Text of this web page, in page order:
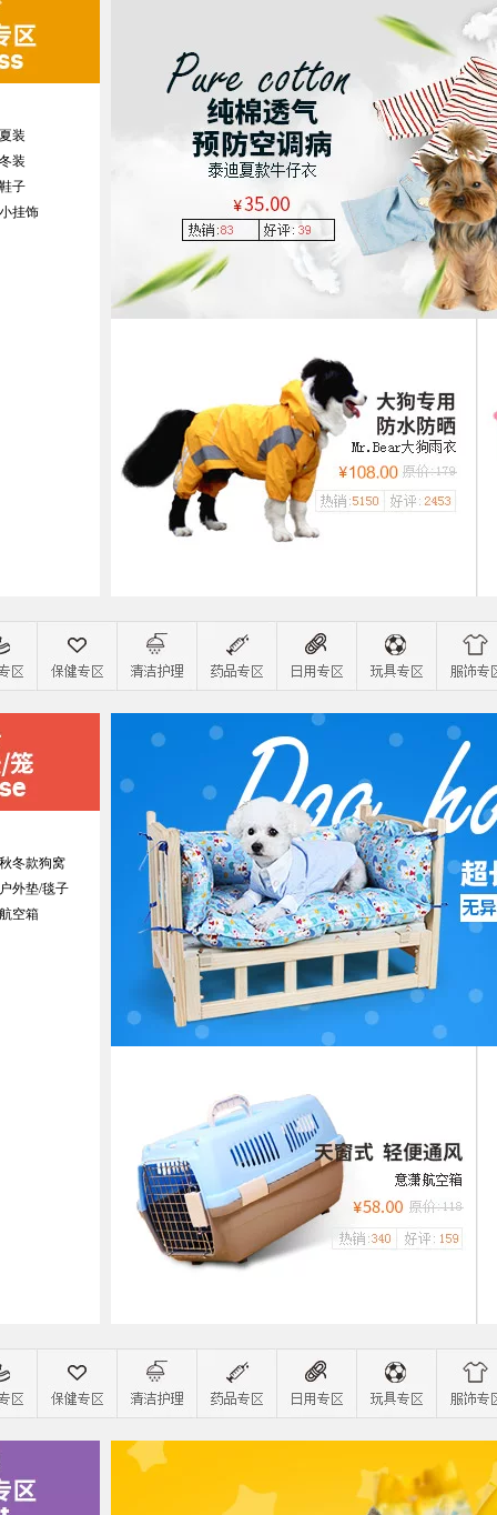
夏装
冬装
鞋子
小挂饰
秋冬款狗窝
户外垫/毯子
航空箱